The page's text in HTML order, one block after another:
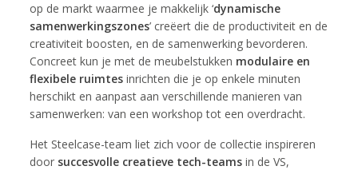
op de markt waarmee je makkelijk ‘dynamische
samenwerkingszones’ creëert die de productiviteit en de
creativiteit boosten, en de samenwerking bevorderen.
Concreet kun je met de meubelstukken modulaire en
flexibele ruimtes inrichten die je op enkele minuten
herschikt en aanpast aan verschillende manieren van
samenwerken: van een workshop tot een overdracht.
Het Steelcase-team liet zich voor de collectie inspireren
door succesvolle creatieve tech-teams in de VS,